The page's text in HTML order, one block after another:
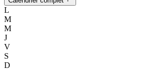
L
M
M
J
V
S
D